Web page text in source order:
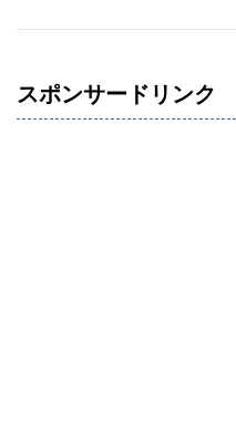
スポンサードリンク